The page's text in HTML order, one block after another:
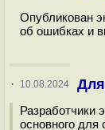
Опубликован
об ошибках и
· 10.08.2024
Разработчики
основного для